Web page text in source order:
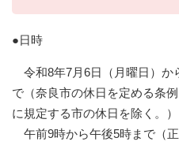
●日時
令和8年7月6日（月曜日）か
で（奈良市の休日を定める条
に規定する市の休日を除く。）
午前9時から午後5時まで（正